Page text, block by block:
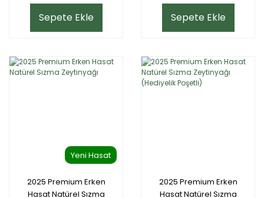
Sepete Ekle Sepete Ekle
Yeni Hasat
2025 Premium Erken
Hasat Natürel Sızma
2025 Premium Erken
Hasat Natürel Sızma